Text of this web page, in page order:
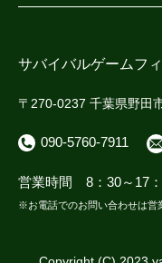
サバイバルゲームフ
〒270-0237 千葉県野田
090-5760-7911
営業時間 8：30～17
※お電話でのお問い合わせは営